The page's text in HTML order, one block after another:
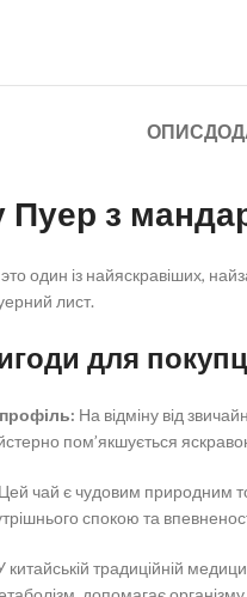
ОПИС
з
із найяскравіших,
лист.
для
На відміну від
пом’якшується
Цей чай є чудовим природним
спокою та
китайській традиційній